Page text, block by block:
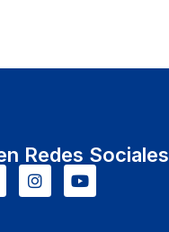
Redes Sociales